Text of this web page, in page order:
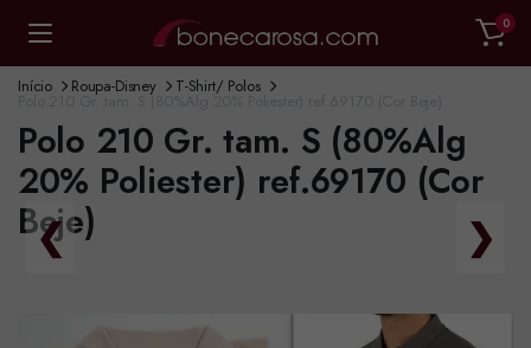
0
Início Roupa-Disney T-Shirt/ Polos
Polo 210 Gr. tam. S (80%Alg 20% Poliester) ref.69170 (Cor Beje)
Polo 210 Gr. tam. S (80%Alg
20% Poliester) ref.69170 (Cor
Beje)
❮ ❯